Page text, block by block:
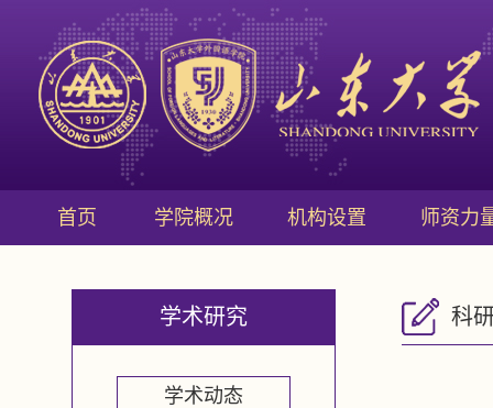
首页 学院概况 机构设置 师资力
学术研究
学术动态
科